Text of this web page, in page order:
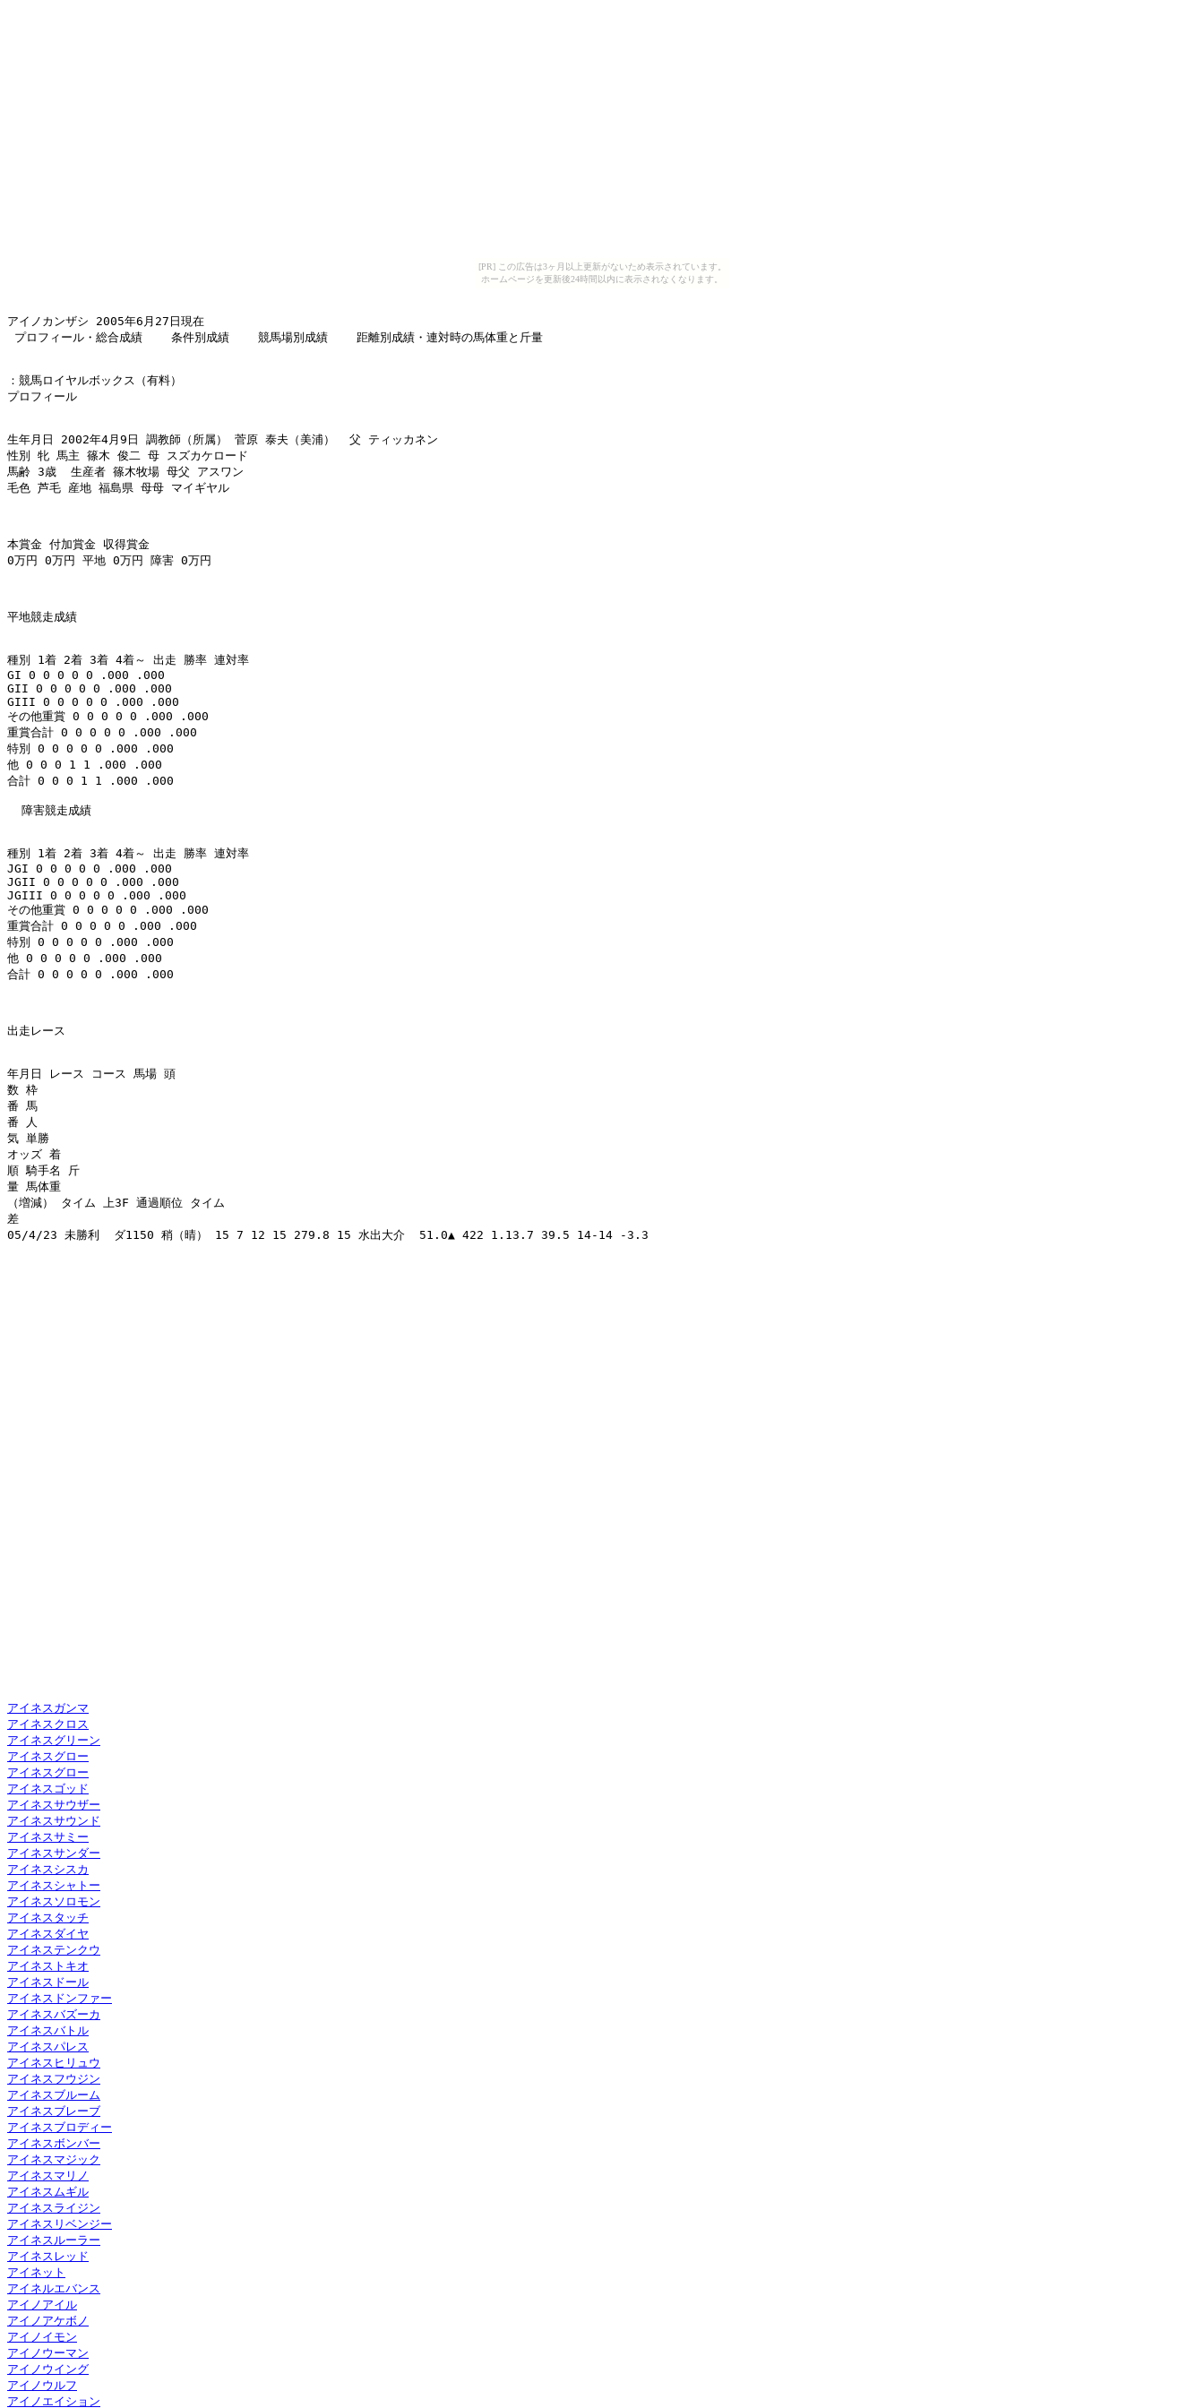
[PR] この広告は3ヶ月以上更新がないため表示されています。
ホームページを更新後24時間以内に表示されなくなります。
アイノカンザシ 2005年6月27日現在
プロフィール・総合成績    条件別成績    競馬場別成績    距離別成績・連対時の馬体重と斤量
：競馬ロイヤルボックス（有料）
プロフィール
生年月日 2002年4月9日 調教師（所属） 菅原 泰夫（美浦）  父 ティッカネン
性別 牝 馬主 篠木 俊二 母 スズカケロード
馬齢 3歳  生産者 篠木牧場 母父 アスワン
毛色 芦毛 産地 福島県 母母 マイギヤル
本賞金 付加賞金 収得賞金
0万円 0万円 平地 0万円 障害 0万円
平地競走成績
種別 1着 2着 3着 4着～ 出走 勝率 連対率
GI 0 0 0 0 0 .000 .000
GII 0 0 0 0 0 .000 .000
GIII 0 0 0 0 0 .000 .000
その他重賞 0 0 0 0 0 .000 .000
重賞合計 0 0 0 0 0 .000 .000
特別 0 0 0 0 0 .000 .000
他 0 0 0 1 1 .000 .000
合計 0 0 0 1 1 .000 .000
  障害競走成績
種別 1着 2着 3着 4着～ 出走 勝率 連対率
JGI 0 0 0 0 0 .000 .000
JGII 0 0 0 0 0 .000 .000
JGIII 0 0 0 0 0 .000 .000
その他重賞 0 0 0 0 0 .000 .000
重賞合計 0 0 0 0 0 .000 .000
特別 0 0 0 0 0 .000 .000
他 0 0 0 0 0 .000 .000
合計 0 0 0 0 0 .000 .000
出走レース
年月日 レース コース 馬場 頭
数 枠
番 馬
番 人
気 単勝
オッズ 着
順 騎手名 斤
量 馬体重
（増減） タイム 上3F 通過順位 タイム
差
05/4/23 未勝利  ダ1150 稍（晴） 15 7 12 15 279.8 15 水出大介  51.0▲ 422 1.13.7 39.5 14-14 -3.3
アイネスガンマ
アイネスクロス
アイネスグリーン
アイネスグロー
アイネスグロー
アイネスゴッド
アイネスサウザー
アイネスサウンド
アイネスサミー
アイネスサンダー
アイネスシスカ
アイネスシャトー
アイネスソロモン
アイネスタッチ
アイネスダイヤ
アイネステンクウ
アイネストキオ
アイネスドール
アイネスドンファー
アイネスバズーカ
アイネスバトル
アイネスパレス
アイネスヒリュウ
アイネスフウジン
アイネスブルーム
アイネスブレーブ
アイネスブロディー
アイネスボンバー
アイネスマジック
アイネスマリノ
アイネスムギル
アイネスライジン
アイネスリベンジー
アイネスルーラー
アイネスレッド
アイネット
アイネルエバンス
アイノアイル
アイノアケボノ
アイノイモン
アイノウーマン
アイノウイング
アイノウルフ
アイノエイション